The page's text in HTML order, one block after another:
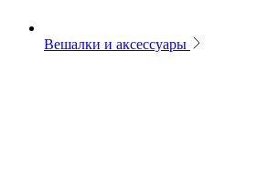
Вешалки и аксессуары